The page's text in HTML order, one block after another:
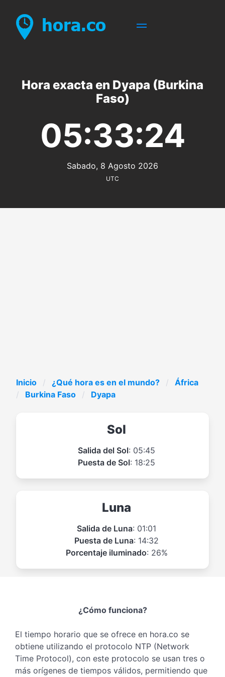
Hora exacta en Dyapa (Burkina
Faso)
05:33:24
Sabado, 8 Agosto 2026
UTC
Inicio ¿Qué hora es en el mundo?
África
Burkina Faso
Dyapa
Sol
Salida del Sol: 05:45
Puesta de Sol: 18:25
Luna
Salida de Luna: 01:01
Puesta de Luna: 14:32
Porcentaje iluminado: 26%
¿Cómo funciona?
El tiempo horario que se ofrece en hora.co se
obtiene utilizando el protocolo NTP (Network
Time Protocol), con este protocolo se usan tres o
más orígenes de tiempos válidos, permitiendo que